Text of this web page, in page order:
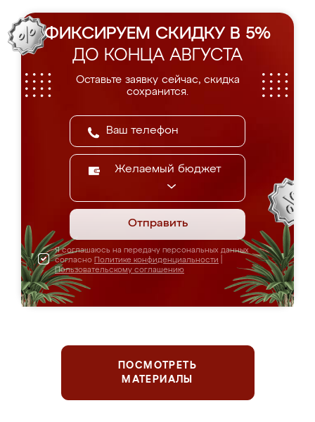
ФИКСИРУЕМ СКИДКУ В 5%
ДО КОНЦА АВГУСТА
Оставьте заявку сейчас, скидка
сохранится.
Желаемый бюджет
Отправить
Я соглашаюсь на передачу персональных данных
согласно Политике конфиденциальности
Пользовательскому соглашению
ПОСМОТРЕТЬ
МАТЕРИАЛЫ